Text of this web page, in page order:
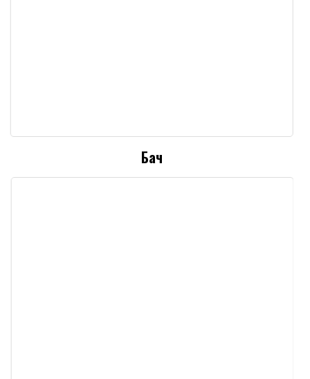
Бач